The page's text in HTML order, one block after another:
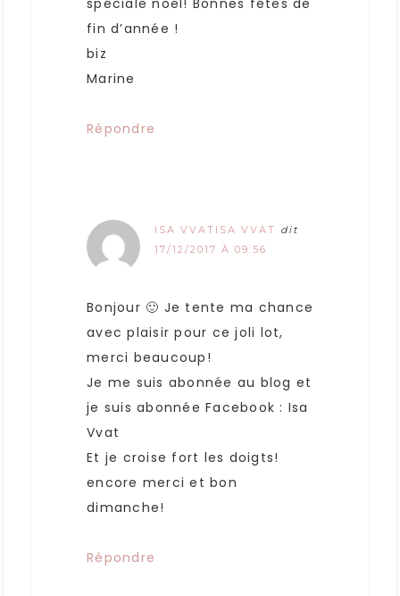
spéciale noël! Bonnes fêtes de
fin d’année !
biz
Marine
Répondre
ISA VVATISA VVAT dit
17/12/2017 À 09:56
Bonjour 🙂 Je tente ma chance
avec plaisir pour ce joli lot,
merci beaucoup!
Je me suis abonnée au blog et
je suis abonnée Facebook : Isa
Vvat
Et je croise fort les doigts!
encore merci et bon
dimanche!
Répondre